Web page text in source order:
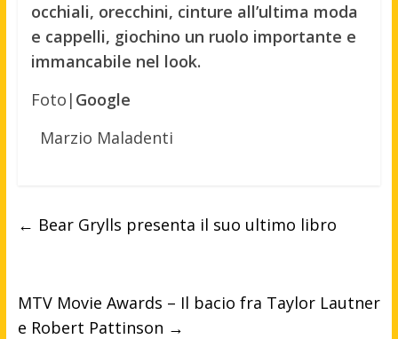
occhiali, orecchini, cinture all’ultima moda
e cappelli, giochino un ruolo importante e
immancabile nel look.
Foto| Google
Marzio Maladenti
← Bear Grylls presenta il suo ultimo libro
MTV Movie Awards – Il bacio fra Taylor Lautner
e Robert Pattinson →